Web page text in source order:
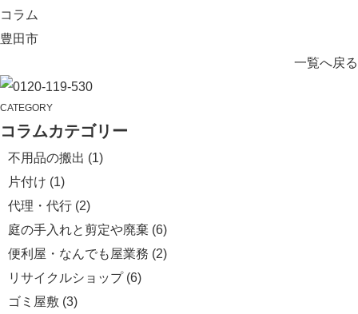
コラム
豊田市
一覧へ戻る
CATEGORY
コラムカテゴリー
不用品の搬出 (1)
片付け (1)
代理・代行 (2)
庭の手入れと剪定や廃棄 (6)
便利屋・なんでも屋業務 (2)
リサイクルショップ(6)
ゴミ屋敷 (3)